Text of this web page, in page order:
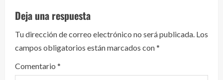
l
e
y
e
Deja una respuesta
Tu dirección de correo electrónico no será publicada. Los
campos obligatorios están marcados con*
Comentario *